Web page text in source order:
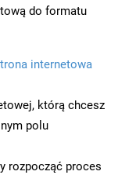
do formatu
internetowa
którą chcesz
polu
rozpocząć proces